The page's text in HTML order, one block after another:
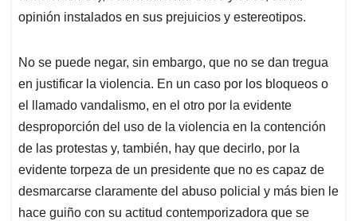
opinión instalados en sus prejuicios y estereotipos.
No se puede negar, sin embargo, que no se dan tregua
en justificar la violencia. En un caso por los bloqueos o
el llamado vandalismo, en el otro por la evidente
desproporción del uso de la violencia en la contención
de las protestas y, también, hay que decirlo, por la
evidente torpeza de un presidente que no es capaz de
desmarcarse claramente del abuso policial y más bien le
hace guiño con su actitud contemporizadora que se